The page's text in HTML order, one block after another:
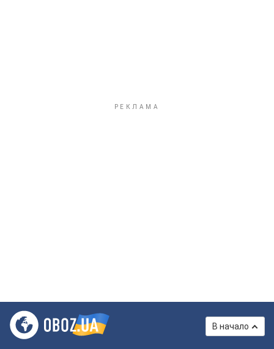
В начало